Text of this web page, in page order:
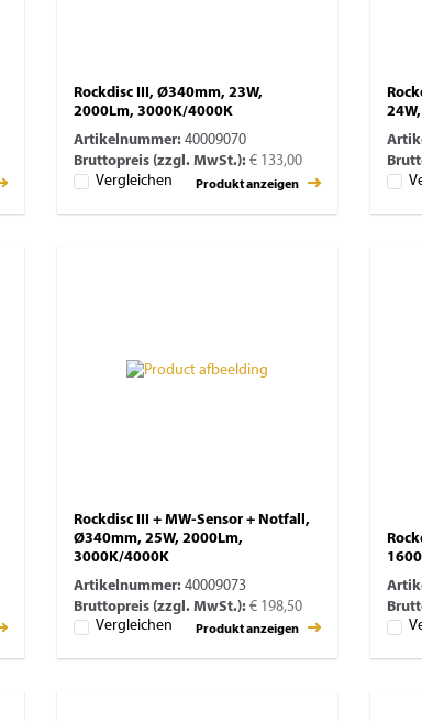
Rockdisc III, Ø340mm, 23W,
2000Lm, 3000K/4000K
Artikelnummer: 40009070
Bruttopreis (zzgl. MwSt.): € 133,00
Vergleichen
Produkt anzeigen
Rockdisc III + MW-Sensor + Notfall,
Ø340mm, 25W, 2000Lm,
3000K/4000K
Artikelnummer: 40009073
Bruttopreis (zzgl. MwSt.): € 198,50
Vergleichen
Produkt anzeigen